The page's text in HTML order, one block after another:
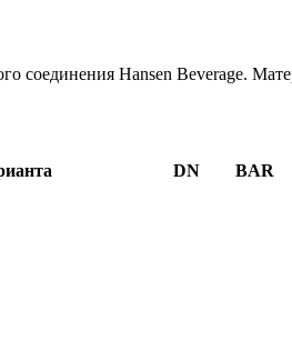
соединения Hansen Beverage.
DN BAR